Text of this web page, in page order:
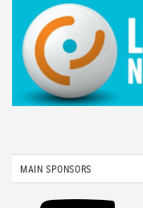
MAIN SPONSORS